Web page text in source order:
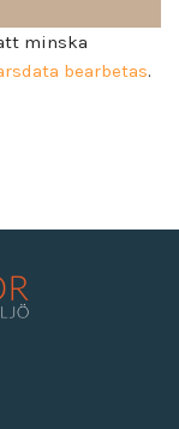
minska
bearbetas.